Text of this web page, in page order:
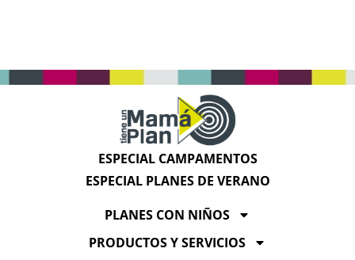
ESPECIAL CAMPAMENTOS
ESPECIAL PLANES DE VERANO
PLANES CON NIÑOS
PRODUCTOS Y SERVICIOS